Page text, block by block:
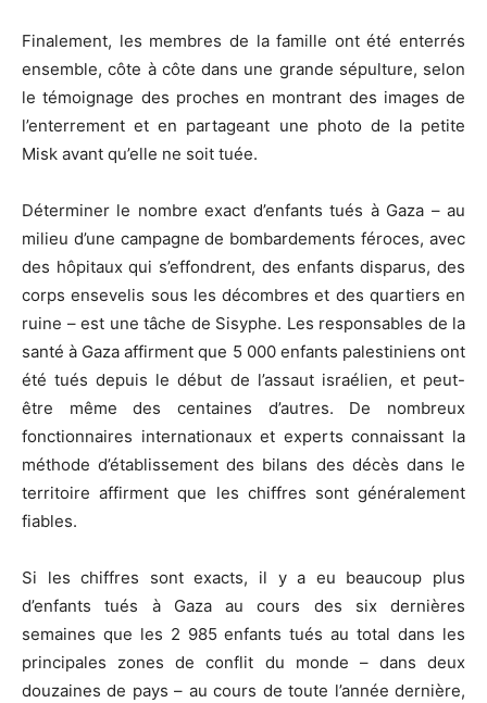
Finalement, les membres de la famille ont été enterrés
ensemble, côte à côte dans une grande sépulture, selon
le témoignage des proches en montrant des images de
l’enterrement et en partageant une photo de la petite
Misk avant qu’elle ne soit tuée.
Déterminer le nombre exact d’enfants tués à Gaza – au
milieu d’une campagne de bombardements féroces, avec
des hôpitaux qui s’effondrent, des enfants disparus, des
corps ensevelis sous les décombres et des quartiers en
ruine – est une tâche de Sisyphe. Les responsables de la
santé à Gaza affirment que 5 000 enfants palestiniens ont
été tués depuis le début de l’assaut israélien, et peut-
être même des centaines d’autres. De nombreux
fonctionnaires internationaux et experts connaissant la
méthode d’établissement des bilans des décès dans le
territoire affirment que les chiffres sont généralement
fiables.
Si les chiffres sont exacts, il y a eu beaucoup plus
d’enfants tués à Gaza au cours des six dernières
semaines que les 2 985 enfants tués au total dans les
principales zones de conflit du monde – dans deux
douzaines de pays – au cours de toute l’année dernière,